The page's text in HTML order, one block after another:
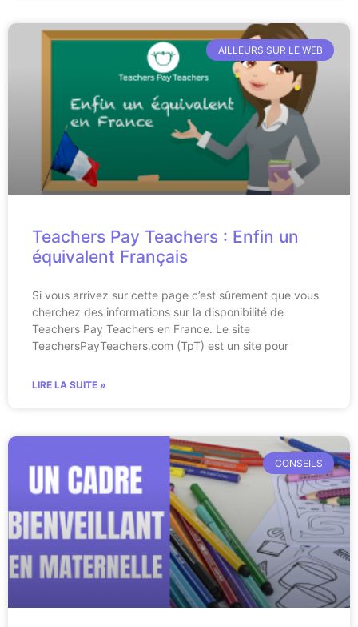
AILLEURS SUR LE WEB
Teachers Pay Teachers : Enfin un
équivalent Français
Si vous arrivez sur cette page c’est sûrement que vous
cherchez des informations sur la disponibilité de
Teachers Pay Teachers en France. Le site
TeachersPayTeachers.com (TpT) est un site pour
LIRE LA SUITE »
CONSEILS